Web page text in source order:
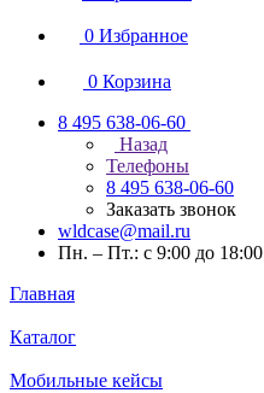
0 Избранное
0 Корзина
8 495 638-06-60
Назад
Телефоны
8 495 638-06-60
Заказать звонок
wldcase@mail.ru
Пн. – Пт.: с 9:00 до 18:00
Главная
Каталог
Мобильные кейсы